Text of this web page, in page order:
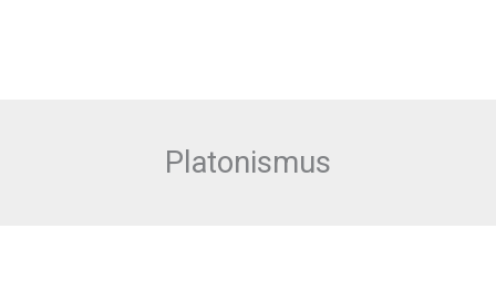
Platonismus